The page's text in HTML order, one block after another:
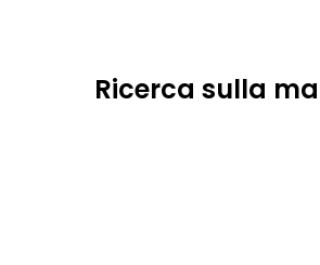
Ricerca sulla